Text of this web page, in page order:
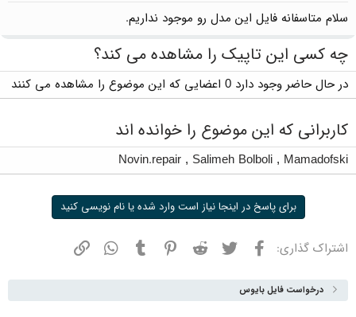
سلام متاسفانه فایل این مدل رو موجود نداریم.
چه کسی این تاپیک را مشاهده می کند؟
در حال حاضر وجود دارد 0 اعضایی که این موضوع را مشاهده می کنند
کاربرانی که این موضوع را خوانده اند
Mamadofski
,
Salimeh Bolboli
,
Novin.repair
برای پاسخ در اینجا نیاز است وارد شده یا نام نویسی کنید
اشتراک گذاری: فیسبوک توییتر ردیت پینترستتامبلر واتسپ
درخواست فایل بایوس